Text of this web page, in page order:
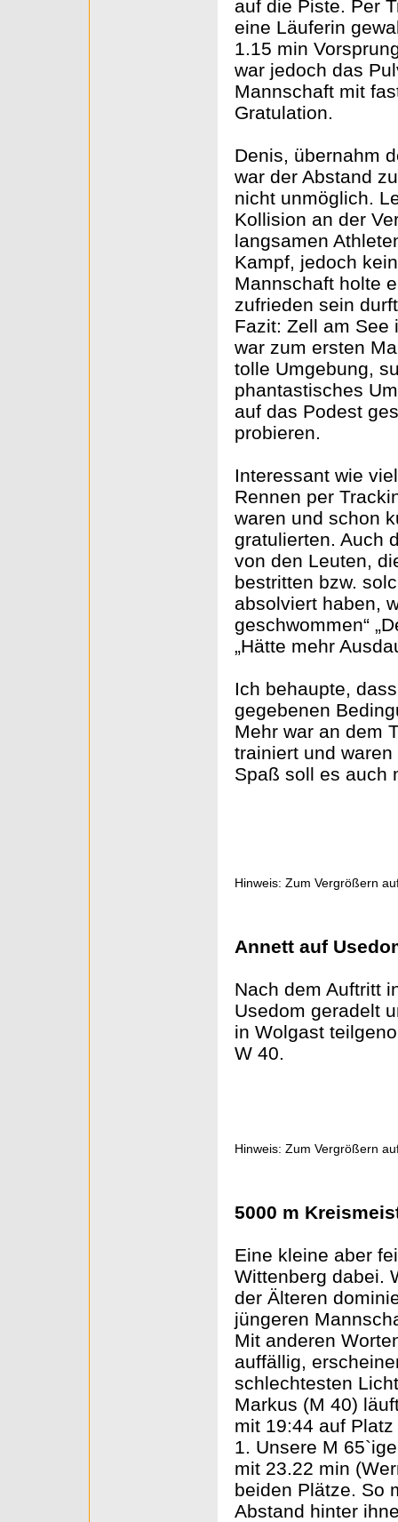
auf die Piste. Per
eine Läuferin
1.15 min
war jedoch das
Mannschaft mit
Gratulation.
Denis, übernahm
war der Abstand
nicht unmöglich.
Kollision an der
langsamen
Kampf, jedoch
Mannschaft holte
zufrieden sein
Fazit: Zell am See
war zum ersten
tolle Umgebung,
phantastisches
auf das Podest
probieren.
Interessant wie
Rennen per
waren und schon
gratulierten. Auch
von den Leuten,
bestritten bzw.
absolviert haben,
geschwommen“
„Hätte mehr
Ich behaupte,
gegebenen
Mehr war an dem
trainiert und
Spaß soll es auch
Hinweis: Zum Vergrößern
Annett auf
Nach dem Auftritt
Usedom geradelt
in Wolgast
W 40.
Hinweis: Zum Vergrößern
5000 m
Eine kleine aber
Wittenberg dabei.
der Älteren
jüngeren
Mit anderen
auffällig,
schlechtesten
Markus (M 40)
mit 19:44 auf
1. Unsere M
mit 23.22 min
beiden Plätze. So
Abstand hinter